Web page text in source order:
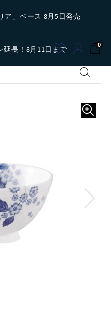
ア」ベース 8月5日発売
延長！8月11日まで 0